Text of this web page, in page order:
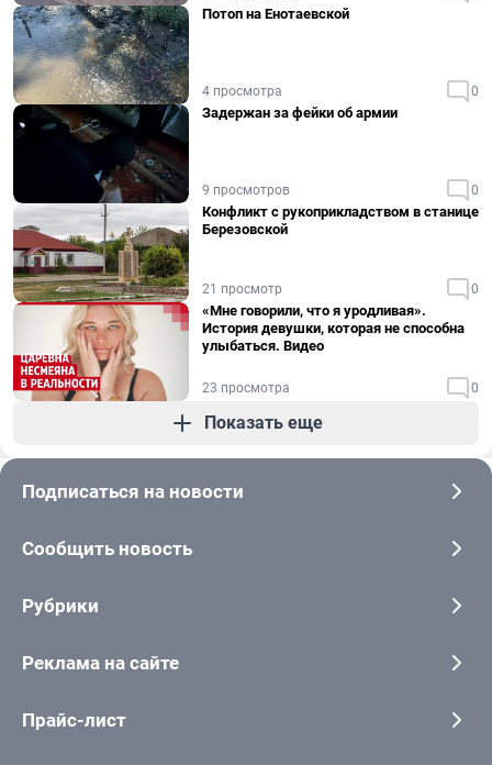
Потоп на Енотаевской
4 просмотра 0
Задержан за фейки об армии
9 просмотров 0
Конфликт с рукоприкладством в станице
Березовской
21 просмотр 0
«Мне говорили, что я уродливая».
История девушки, которая не способна
улыбаться. Видео
23 просмотра 0
Показать еще
Подписаться на новости
Сообщить новость
Рубрики
Реклама на сайте
Прайс-лист